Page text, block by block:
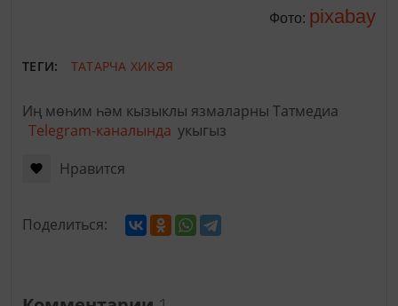
Фото: pixabay
ТЕГИ: ТАТАРЧА ХИКӘЯ
Иң мөһим һәм кызыклы язмаларны Татмедиа
Telegram-каналында укыгыз
Нравится
Поделиться: